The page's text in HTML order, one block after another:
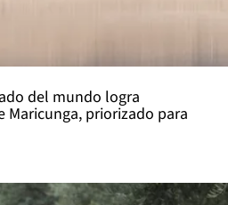
del mundo logra
Maricunga, priorizado para